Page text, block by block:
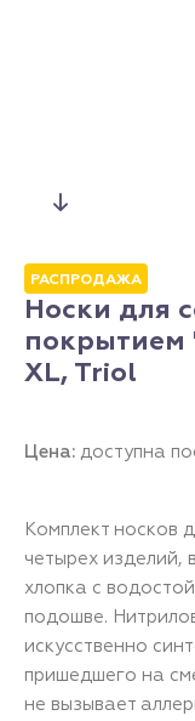
РАСПРОДАЖА
Носки для
покрытием
XL, Triol
Цена: доступна
Комплект носков
четырех изделий,
хлопка с
подошве.
искусственно
пришедшего на
не вызывает